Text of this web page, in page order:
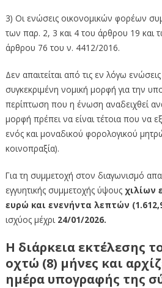
3) Οι ενώσεις οικονομικών φορέων
των παρ. 2, 3 και 4 του άρθρου 19 και
άρθρου 76 του ν. 4412/2016.
Δεν απαιτείται από τις εν λόγω
συγκεκριμένη νομική μορφή για την
περίπτωση που η ένωση αναδειχθεί
μορφή πρέπει να είναι τέτοια που να
ενός και μοναδικού φορολογικού
κοινοπραξία).
Για τη συμμετοχή στον διαγωνισμό
εγγυητικής συμμετοχής ύψους χιλίων
ευρώ και ενενήντα λεπτών
ισχύος μέχρι 24/01/2026.
Η διάρκεια εκτέλεσης
οχτώ (8) μήνες και
ημέρα υπογραφής της